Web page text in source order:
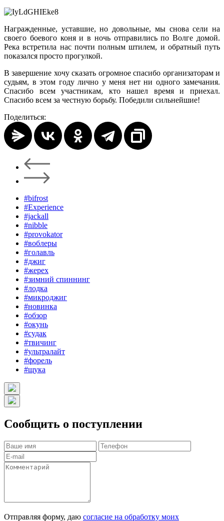
Награжденные, уставшие, но довольные, мы снова сели на
своего боевого коня и в ночь отправились по Волге домой.
Река встретила нас почти полным штилем, и обратный путь
показался просто прогулкой.
В завершение хочу сказать огромное спасибо организаторам и
судьям, в этом году лично у меня нет ни одного замечания.
Спасибо всем участникам, кто нашел время и приехал.
Спасибо всем за честную борьбу. Победили сильнейшие!
Поделиться:
#bifrost
#Experience
#jackall
#nibble
#provokator
#воблеры
#голавль
#джиг
#жерех
#зимний спиннинг
#лодка
#микроджиг
#новинка
#обзор
#окунь
#судак
#твичинг
#ультралайт
#форель
#щука
Сообщить о поступлении
Отправляя форму, даю согласие на обработку моих